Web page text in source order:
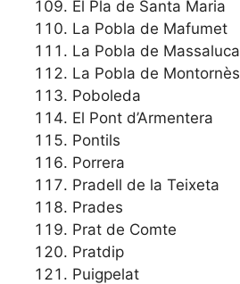
El Pla de Santa Maria
La Pobla de Mafumet
La Pobla de Massaluca
La Pobla de Montornès
Poboleda
El Pont d’Armentera
Pontils
Porrera
Pradell de la Teixeta
Prades
Prat de Comte
Pratdip
Puigpelat